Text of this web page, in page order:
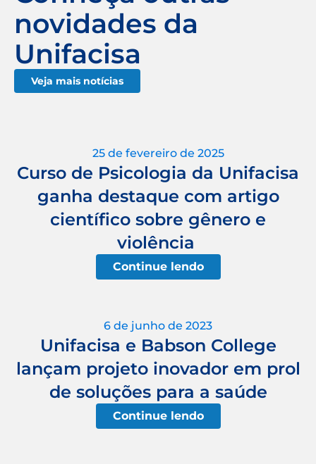
novidades da
Unifacisa
Veja mais notícias
25 de fevereiro de 2025
Curso de Psicologia da Unifacisa
ganha destaque com artigo
científico sobre gênero e
violência
Continue lendo
6 de junho de 2023
Unifacisa e Babson College
lançam projeto inovador em prol
de soluções para a saúde
Continue lendo